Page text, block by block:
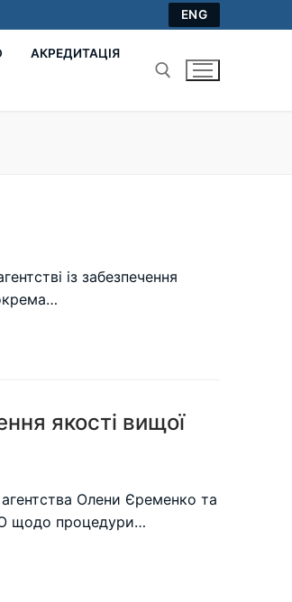
ENG
АКРЕДИТАЦІЯ
із забезпечення
якості вищої
агентства Олени Єременко та
щодо процедури…